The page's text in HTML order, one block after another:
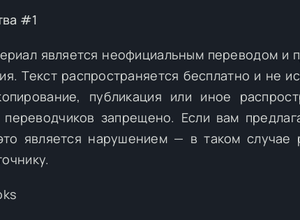
#1
является неофициальным переводом и
Текст распространяется бесплатно и не
публикация или иное
запрещено. Если вам
является нарушением — в таком случае